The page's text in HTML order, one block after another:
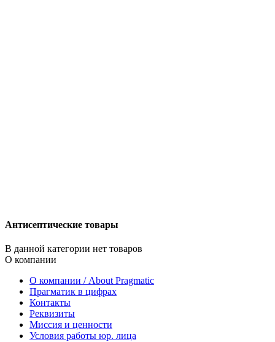
Антисептические товары
В данной категории нет товаров
О компании
О компании / About Pragmatic
Прагматик в цифрах
Контакты
Реквизиты
Миссия и ценности
Условия работы юр. лица